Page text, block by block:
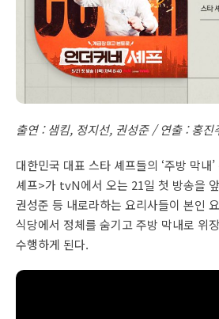
출연 : 샘킴, 정지선, 권성준 / 연출 : 홍진
대한민국 대표 스타 셰프들의 ‘주방 막내
셰프>가 tvN에서 오는 21일 첫 방송을
권성준 등 내로라하는 요리사들이 본인
식당에서 정체를 숨기고 주방 막내로 위
수행하게 된다.